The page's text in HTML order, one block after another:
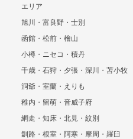
エリア
旭川・富良野・士別
函館・松前・檜山
小樽・ニセコ・積丹
千歳・石狩・夕張・深川・苫小牧
洞爺・室蘭・えりも
稚内・留萌・音威子府
網走・知床・北見・紋別
釧路・根室・阿寒・摩周・羅臼